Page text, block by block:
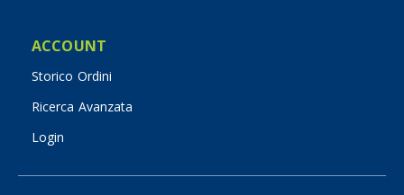
ACCOUNT
Storico Ordini
Ricerca Avanzata
Login